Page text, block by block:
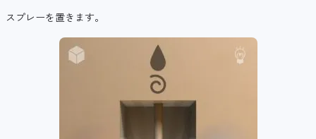
スプレーを置きます。